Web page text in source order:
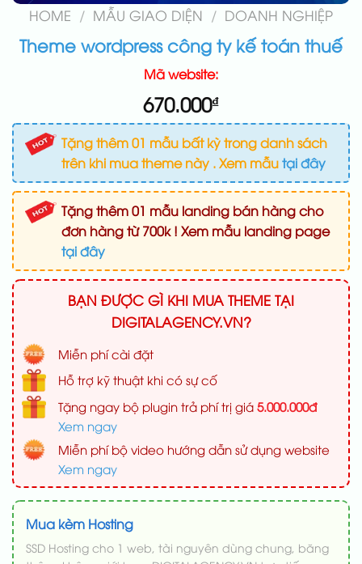
HOME / MẪU GIAO DIỆN / DOANH NGHIỆP
Theme wordpress công ty kế toán thuế
Mã website:
670.000₫
Tặng thêm 01 mẫu bất kỳ trong danh sách
trên khi mua theme này . Xem mẫutại đây
Tặng thêm 01 mẫu landing bán hàng cho
đơn hàng từ 700k ! Xem mẫu landing page
tại đây
BẠN ĐƯỢC GÌ KHI MUA THEME TẠI
DIGITALAGENCY.VN?
Miễn phí cài đặt
Hỗ trợ kỹ thuật khi có sự cố
Tặng ngay bộ plugin trả phí trị giá 5.000.000đ
Xem ngay
Miễn phí bộ video hướng dẫn sử dụng website
Xem ngay
Mua kèm Hosting
SSD Hosting cho 1 web, tài nguyên dùng chung, băng